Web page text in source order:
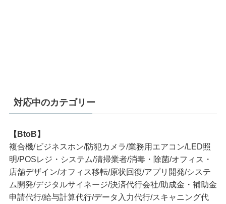
対応中のカテゴリー
【BtoB】
複合機/ビジネスホン/防犯カメラ/業務用エアコン/LED照
明/POSレジ・システム/清掃業者/消毒・除菌/オフィス・
店舗デザイン/オフィス移転/原状回復/アプリ開発/システ
ム開発/デジタルサイネージ/決済代行会社/助成金・補助金
申請代行/給与計算代行/データ入力代行/スキャニング代